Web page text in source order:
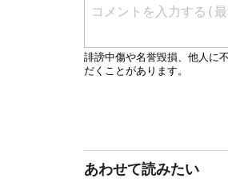
あわせて読みたい